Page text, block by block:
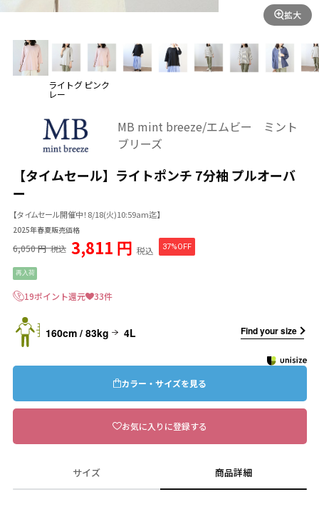
拡大
ライトグ
レー
ピンク
MB mint breeze/エムビー ミント
ブリーズ
【タイムセール】ライトポンチ 7分袖 プルオーバ
ー
【タイムセール開催中！8/18(火)10:59am迄】
2025年春夏販売価格
6,050 円 税込 3,811 円 税込 37%OFF
再入荷
19ポイント還元 33件
160cm / 83kg 4L Find your size
カラー・サイズを見る
お気に入りに登録する
サイズ 商品詳細